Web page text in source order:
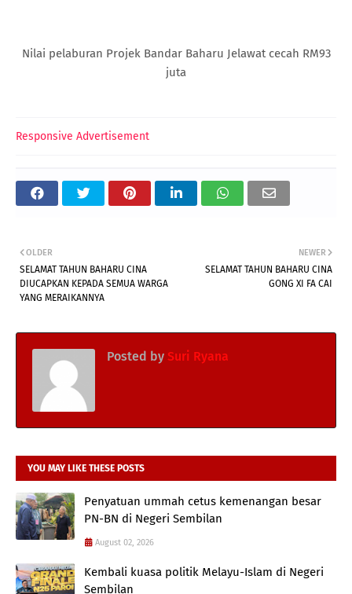
Nilai pelaburan Projek Bandar Baharu Jelawat cecah RM93
juta
Responsive Advertisement
NEWER
SELAMAT TAHUN BAHARU CINA
GONG XI FA CAI
OLDER
SELAMAT TAHUN BAHARU CINA
DIUCAPKAN KEPADA SEMUA WARGA
YANG MERAIKANNYA
Posted by Suri Ryana
YOU MAY LIKE THESE POSTS
Penyatuan ummah cetus kemenangan besar
PN-BN di Negeri Sembilan
August 02, 2026
Kembali kuasa politik Melayu-Islam di Negeri
Sembilan